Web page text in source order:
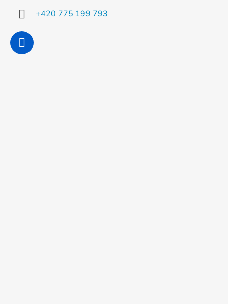
+420 775 199 793